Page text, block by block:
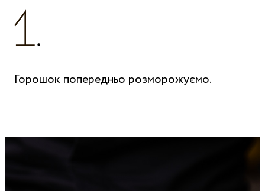
Горошок попередньо розморожуємо.